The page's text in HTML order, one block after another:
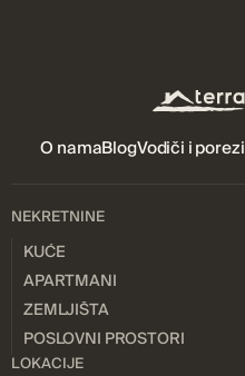
O namaBlogVodiči i porezi
NEKRETNINE
KUĆE
APARTMANI
ZEMLJIŠTA
POSLOVNI PROSTORI
LOKACIJE